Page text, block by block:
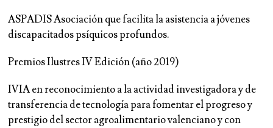
ASPADIS Asociación que facilita la asistencia a jóvenes
discapacitados psíquicos profundos.
Premios Ilustres IV Edición (año 2019)
IVIA en reconocimiento a la actividad investigadora y de
transferencia de tecnología para fomentar el progreso y
prestigio del sector agroalimentario valenciano y con